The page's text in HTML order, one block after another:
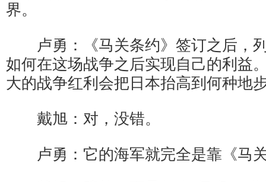
界。
卢勇：《马关条约》签订之后，
如何在这场战争之后实现自己的利益
大的战争红利会把日本抬高到何种地
戴旭：对，没错。
卢勇：它的海军就完全是靠《马